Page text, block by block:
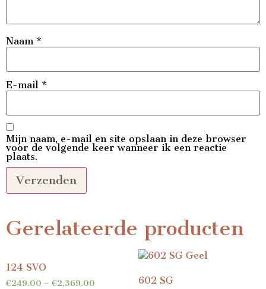
Naam *
E-mail *
Mijn naam, e-mail en site opslaan in deze browser
voor de volgende keer wanneer ik een reactie
plaats.
Gerelateerde producten
124 SVO
€249.00 – €2,369.00 602 SG